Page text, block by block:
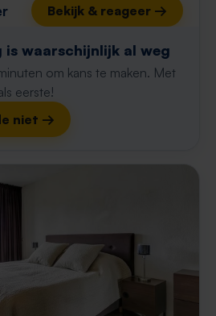
Bekijk & reageer →
is waarschijnlijk al weg
om kans te maken. Met
eerste!
niet →